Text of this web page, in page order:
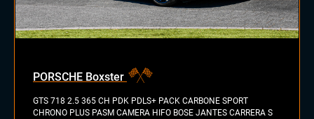
PORSCHE Boxster
GTS 718 2.5 365 CH PDK PDLS+ PACK CARBONE SPORT
CHRONO PLUS PASM CAMERA HIFO BOSE JANTES CARRERA S